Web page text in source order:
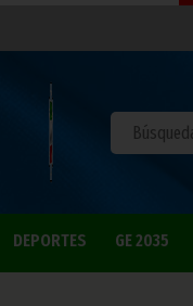
DEPORTES GE 2035